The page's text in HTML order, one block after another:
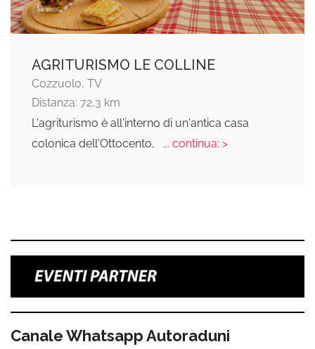
AGRITURISMO LE COLLINE
Cozzuolo, TV
Distanza: 72,3 km
L'agriturismo è all'interno di un'antica casa
colonica dell'Ottocento,
... continua: >
Canale Whatsapp Autoraduni